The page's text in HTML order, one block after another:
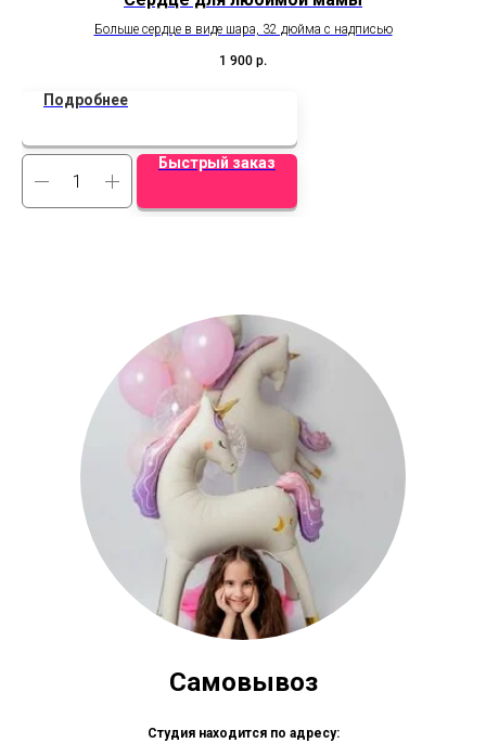
Больше сердце в виде шара, 32 дюйма с надписью
1 900 р.
Подробнее
Быстрый заказ
Самовывоз
Студия находится по адресу: